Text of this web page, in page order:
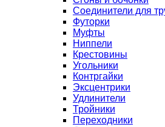
Соединители для
Футорки
Муфты
Ниппели
Крестовины
Угольники
Контргайки
Эксцентрики
Удлинители
Тройники
Переходники